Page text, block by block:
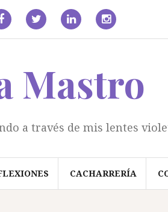
facebookTwitter LinkedinInstagram
Mastro
a través de mis lentes
CACHARRERÍA